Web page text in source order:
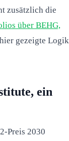
zusätzlich die
über BEHG,
gezeigte Logik
ein
Preis 2030